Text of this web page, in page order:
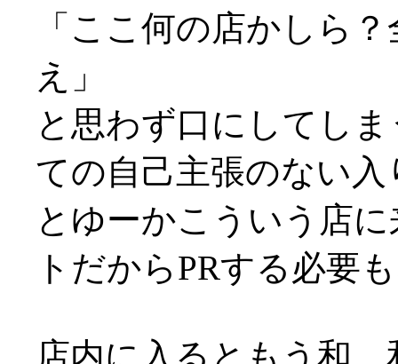
「ここ何の店かしら
え」
と思わず口にしてし
ての自己主張のない入
とゆーかこういう店
トだからPRする必要
店内に入るともう和